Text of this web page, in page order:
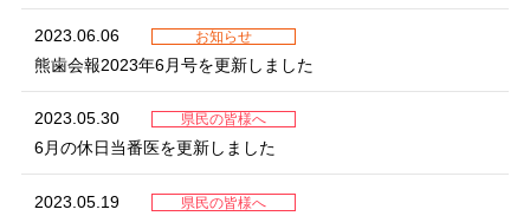
2023.06.06 お知らせ
熊歯会報2023年6月号を更新しました
2023.05.30 県民の皆様へ
6月の休日当番医を更新しました
2023.05.19 県民の皆様へ